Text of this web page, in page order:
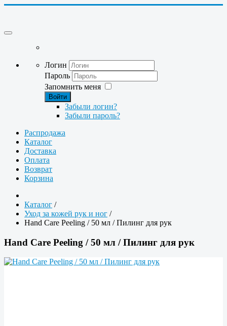
Логин
Пароль
Запомнить меня
Войти
Забыли логин?
Забыли пароль?
Распродажа
Каталог
Доставка
Оплата
Возврат
Корзина
Каталог /
Уход за кожей рук и ног /
Hand Care Peeling / 50 мл / Пилинг для рук
Hand Care Peeling / 50 мл / Пилинг для рук